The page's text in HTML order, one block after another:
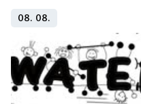
08. 08.